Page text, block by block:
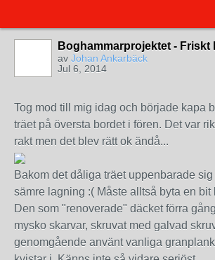
Boghammarprojektet - Friskt
av Johan Ankarbäck
Jul 6, 2014
Tog mod till mig idag och började kapa
träet på översta bordet i fören. Det var
rakt men det blev rätt ok ändå...
Bakom det dåliga träet uppenbarade
sämre lagning :( Måste alltså byta en bit
Den som "renoverade" däcket förra
mysko skarvar, skruvat med galvad
genomgående använt vanliga